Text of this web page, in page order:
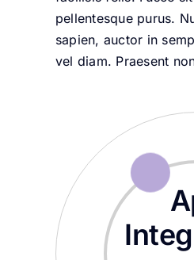
pellentesque purus.
sapien, auctor in
vel diam. Praesent